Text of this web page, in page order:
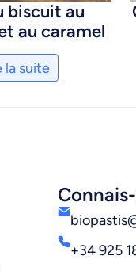
biscuit au
au caramel
la suite
+34 925